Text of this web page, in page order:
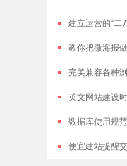
建立运营的“二
教你把微海报
完美兼容各种
藏JS代码英文网站建设
数据库使用规
便宜建站提醒